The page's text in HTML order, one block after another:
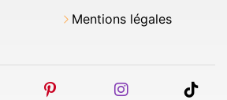
Mentions légales
pinterest instagram